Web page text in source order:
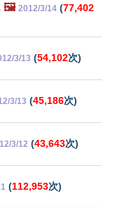
🖼️ 2012/3/14 (77,402
3/13 (54,102次)
3/13 (45,186次)
3/12 (43,643次)
(112,953次)